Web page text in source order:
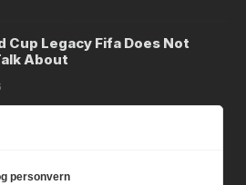
Cup Legacy Fifa Does Not
About
personvern